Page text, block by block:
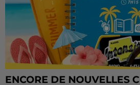
ENCORE DE NOUVELLES